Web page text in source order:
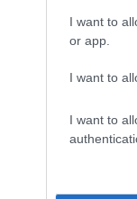
I want to
or app.
I want to
I want to